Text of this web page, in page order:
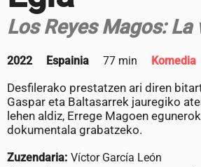
Los Reyes Magos: La
2022 Espainia 77 min Komedia
Desfilerako prestatzen ari diren
Gaspar eta Baltasarrek jauregiko
lehen aldiz, Errege Magoen
dokumentala grabatzeko.
Zuzendaria: Víctor García León